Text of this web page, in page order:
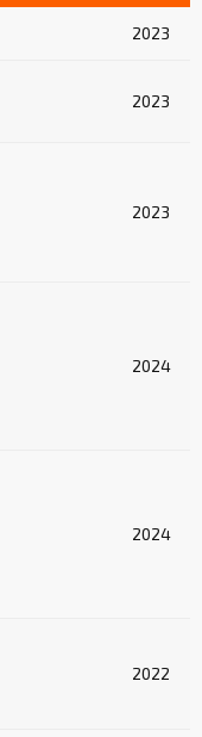
2023
2023
2023
2024
2024
2022